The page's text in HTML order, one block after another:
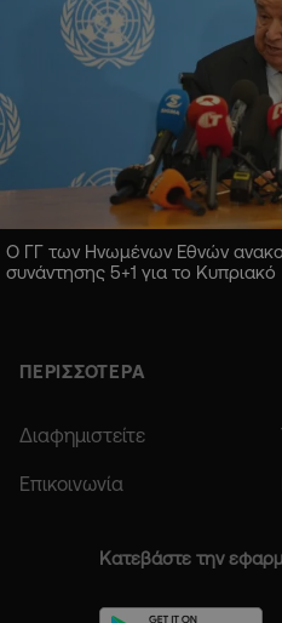
Ο ΓΓ των Ηνωμένων Εθνών
συνάντησης 5+1 για το Κυπριακό
ΠΕΡΙΣΣΟΤΕΡΑ
Διαφημιστείτε
Επικοινωνία
Κατεβάστε την